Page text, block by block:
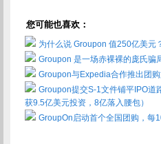
您可能也喜欢：
为什么说 Groupon 值250亿美元
Groupon 是一场赤裸裸的庞氏骗
Groupon与Expedia合作推出团购
Groupon提交S-1文件铺平IPO道
获9.5亿美元投资，8亿落入腰包）
GroupOn启动首个全国团购，每